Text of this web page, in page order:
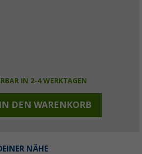
IN 2-4 WERKTAGEN
IN DEN WARENKORB
NÄHE